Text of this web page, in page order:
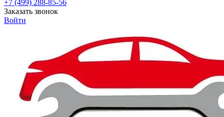
+7 (499) 288-85-56
Заказать звонок
Войти